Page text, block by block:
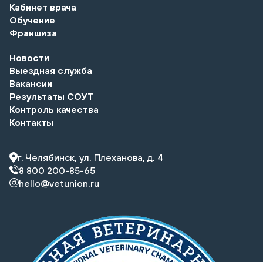
Кабинет врача
Обучение
Франшиза
Новости
Выездная служба
Вакансии
Результаты СОУТ
Контроль качества
Контакты
г. Челябинск, ул. Плеханова, д. 4
8 800 200-85-65
hello@vetunion.ru